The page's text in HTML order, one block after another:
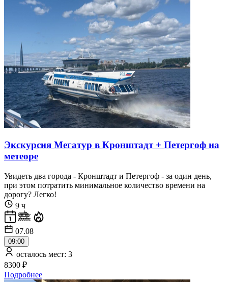
Экскурсия Мегатур в Кронштадт + Петергоф на
метеоре
Увидеть два города - Кронштадт и Петергоф - за один день,
при этом потратить минимальное количество времени на
дорогу? Легко!
9 ч
07.08
09:00
осталось мест: 3
8300 ₽
Подробнее